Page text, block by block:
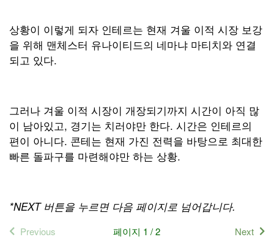
상황이 이렇게 되자 인테르는 현재 겨울 이적 시장 보강
을 위해 맨체스터 유나이티드의 네마냐 마티치와 연결
되고 있다.
그러나 겨울 이적 시장이 개장되기까지 시간이 아직 많
이 남아있고, 경기는 치러야만 한다. 시간은 인테르의
편이 아니다. 콘테는 현재 가진 전력을 바탕으로 최대한
빠른 돌파구를 마련해야만 하는 상황.
*NEXT 버튼을 누르면 다음 페이지로 넘어갑니다.
Previous 페이지 1 / 2 Next